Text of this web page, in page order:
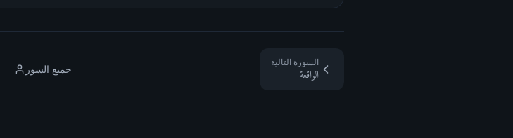
جميع السور
السورة التالية
الواقعة